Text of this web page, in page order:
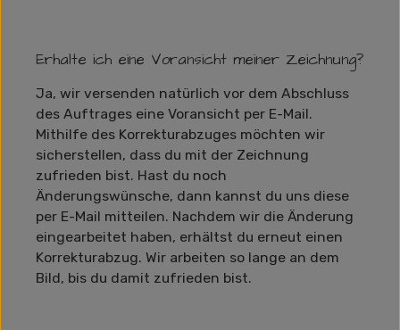
Erhalte ich eine Voransicht meiner Zeichnung?
Ja, wir versenden natürlich vor dem Abschluss
des Auftrages eine Voransicht per E-Mail.
Mithilfe des Korrekturabzuges möchten wir
sicherstellen, dass du mit der Zeichnung
zufrieden bist. Hast du noch
Änderungswünsche, dann kannst du uns diese
per E-Mail mitteilen. Nachdem wir die Änderung
eingearbeitet haben, erhältst du erneut einen
Korrekturabzug. Wir arbeiten so lange an dem
Bild, bis du damit zufrieden bist.